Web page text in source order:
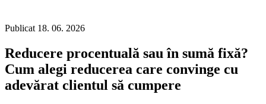
Publicat 18. 06. 2026
Reducere procentuală sau în sumă fixă?
Cum alegi reducerea care convinge cu
adevărat clientul să cumpere